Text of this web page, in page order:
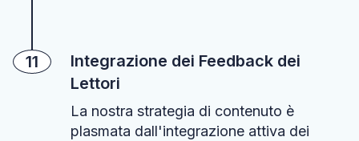
Integrazione dei Feedback dei
Lettori
La nostra strategia di contenuto è
plasmata dall'integrazione attiva dei
11